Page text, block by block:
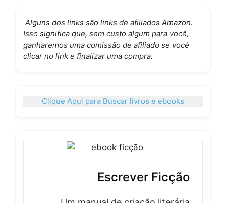
Alguns dos links são links de afiliados Amazon.
Isso significa que, sem custo algum para você,
ganharemos uma comissão de afiliado se você
clicar no link e finalizar uma compra.
Clique Aqui para Buscar livros e ebooks
Escrever Ficção